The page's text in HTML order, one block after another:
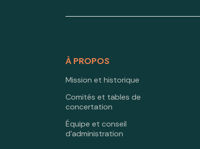
À PROPOS
Mission et historique
Comités et tables de
concertation
Équipe et conseil
d’administration